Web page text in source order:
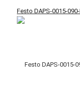
Festo DAPS-0015-